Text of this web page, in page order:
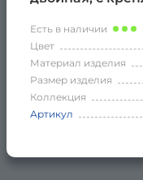
Есть в наличии
Цвет
Материал изделия
Размер изделия
Коллекция
Артикул